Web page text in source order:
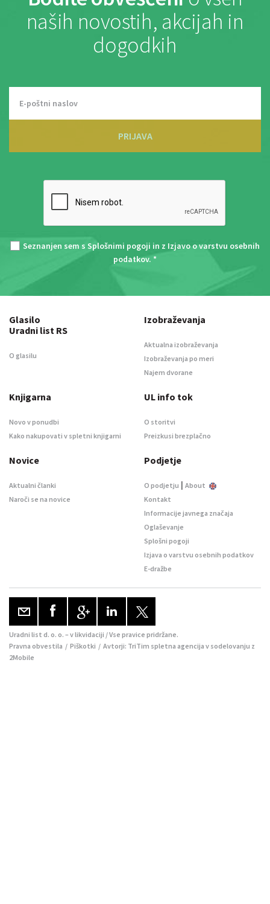
naših novostih, akcijah in
dogodkih
PRIJAVA
Seznanjen sem s Splošnimi pogoji in z Izjavo o varstvu osebnih
podatkov. *
Glasilo
Uradni list RS
O glasilu
Izobraževanja
Aktualna izobraževanja
Izobraževanja po meri
Najem dvorane
Knjigarna
Novo v ponudbi
Kako nakupovati v spletni knjigarni
UL info tok
O storitvi
Preizkusi brezplačno
Novice
Aktualni članki
Naroči se na novice
Podjetje
O podjetju | About
Kontakt
Informacije javnega značaja
Oglaševanje
Splošni pogoji
Izjava o varstvu osebnih podatkov
E-dražbe
Uradni list d. o. o. – v likvidaciji / Vse pravice pridržane.
Pravna obvestila / Piškotki / Avtorji: TriTim spletna agencija v sodelovanju z
2Mobile